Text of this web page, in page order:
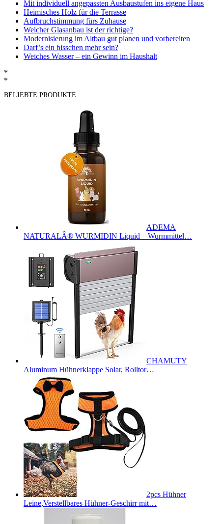
Mit individuell angepassten Ausbaustufen ins eigene Haus
Heimisches Holz für die Terrasse
Aufbruchstimmung fürs Zuhause
Welcher Glasanbau ist der richtige?
Modernisierung im Altbau gut planen und vorbereiten
Darf’s ein bisschen mehr sein?
Weiches Wasser – ein Gewinn im Haushalt
*
*
BELIEBTE PRODUKTE
ADEMA
NATURALÂ® WURMIDIN Liquid – Wurmmittel…
CHAMUTY
Aluminum Hühnerklappe Solar, Rolltor…
2pcs Hühner
Leine,Verstellbares Hühner-Geschirr mit…